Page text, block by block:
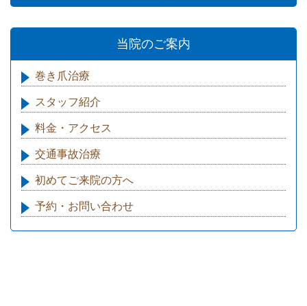
当院のご案内
巻き爪治療
スタッフ紹介
料金・アクセス
交通事故治療
初めてご来院の方へ
予約・お問い合わせ